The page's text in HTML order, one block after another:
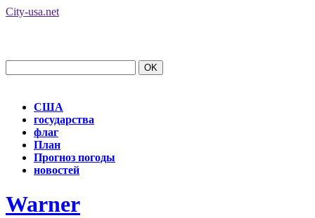
City-usa.net
США
государства
флаг
План
Прогноз погоды
новостей
Warner